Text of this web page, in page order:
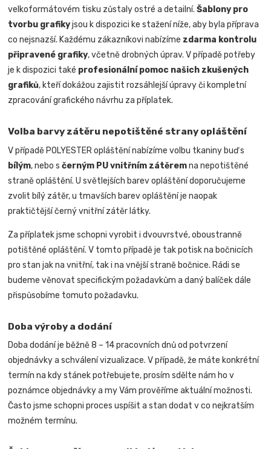
velkoformátovém tisku zůstaly ostré a detailní.Šablony pro
tvorbu grafikyjsou k dispozici ke stažení níže, aby byla příprava
co nejsnazší. Každému zákazníkovi nabízíme zdarma kontrolu
připravené grafiky, včetně drobných úprav. V případě potřeby
je k dispozici také profesionální pomoc našich zkušených
grafiků, kteří dokážou zajistit rozsáhlejší úpravy či kompletní
zpracování grafického návrhu za příplatek.
Volba barvy zátěru nepotištěné strany opláštění
V případě POLYESTER opláštění nabízíme volbu tkaniny buď s
bílým, nebo sčerným PU vnitřním zátěremna nepotištěné
straně opláštění. U světlejších barev opláštění doporučujeme
zvolit bílý zátěr, u tmavších barev opláštění je naopak
praktičtější černý vnitřní zátěr látky.
Za příplatek jsme schopni vyrobit i dvouvrstvé, oboustranně
potištěné opláštění. V tomto případě je tak potisk na bočnicích
pro stan jak na vnitřní, tak i na vnější straně bočnice. Rádi se
budeme věnovat specifickým požadavkům a daný balíček dále
přispůsobíme tomuto požadavku.
Doba výroby a dodání
Doba dodání je běžně 8 – 14 pracovních dnů od potvrzení
objednávky a schválení vizualizace. V případě, že máte konkrétní
termín na kdy stánek potřebujete, prosím sdělte nám ho v
poznámce objednávky a my Vám prověříme aktuální možnosti.
Často jsme schopni proces uspíšit a stan dodat v co nejkratším
možném termínu.